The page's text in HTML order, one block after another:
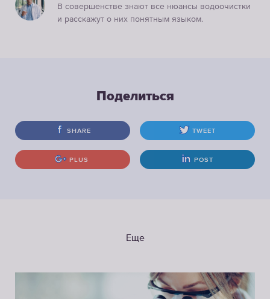
В совершенстве знают все нюансы водоочистки
и расскажут о них понятным языком.
Поделиться
SHARE TWEET
PLUS POST
Еще